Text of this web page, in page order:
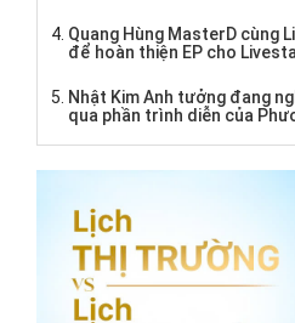
Quang Hùng MasterD cùng
để hoàn thiện EP cho
Nhật Kim Anh tưởng đang
qua phần trình diễn của